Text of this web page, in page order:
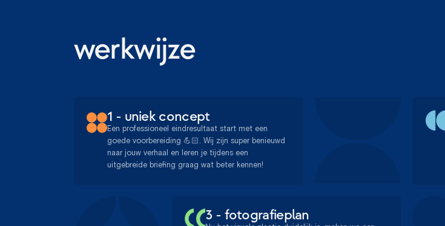
werkwijze
1 - uniek concept
Een professioneel eindresultaat start met een
goede voorbereiding 💪🏻. Wij zijn super benieuwd
naar jouw verhaal en leren je tijdens een
uitgebreide briefing graag wat beter kennen!
3 - fotografieplan